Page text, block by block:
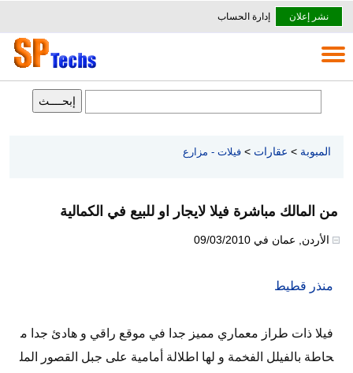
نشر إعلان إدارة الحساب
المبوبة > عقارات > فيلات - مزارع
من المالك مباشرة فيلا لايجار او للبيع في الكمالية
الأردن عمان في 09/03/2010
منذر قطيط
فيلا ذات طراز معماري مميز جدا في موقع راقي و هادئ جدا م
حاطة بالفيلل الفخمة و لها اطلالة أمامية على جبل القصور المل